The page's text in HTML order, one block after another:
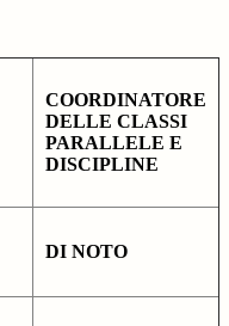
COORDINATORE
DELLE CLASSI
PARALLELE E
DISCIPLINE
DI NOTO